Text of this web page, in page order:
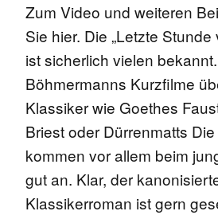
Zum Video und weiteren
Sie hier. Die „Letzte Stunde
ist sicherlich vielen
Böhmermanns Kurzfilme
Klassiker wie Goethes
Briest oder Dürrenmatts
kommen vor allem beim
gut an. Klar, der
Klassikerroman ist gern